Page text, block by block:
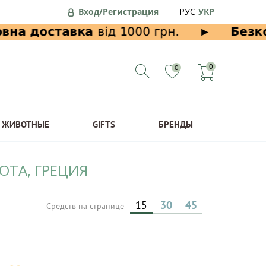
Вход/Регистрация РУС УКР
0 0
ЖИВОТНЫЕ GIFTS БРЕНДЫ
ГРЕЦИЯ
Средств на странице 15 30 45